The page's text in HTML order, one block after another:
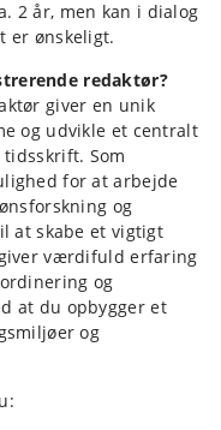
2 år, men kan i dialog
er ønskeligt.
redaktør?
giver en unik
og udvikle et centralt
Som
for at arbejde
og
at skabe et vigtigt
værdifuld erfaring
og
at du opbygger et
og